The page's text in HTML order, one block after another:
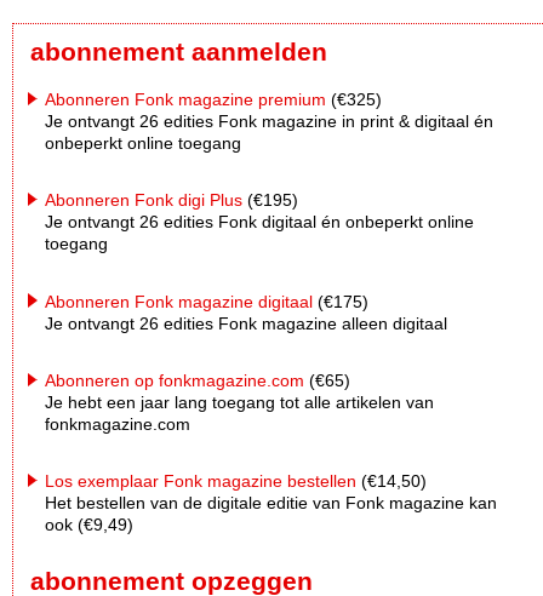
abonnement aanmelden
Abonneren Fonk magazine premium (€325)
Je ontvangt 26 edities Fonk magazine in print & digitaal én
onbeperkt online toegang
Abonneren Fonk digi Plus (€195)
Je ontvangt 26 edities Fonk digitaal én onbeperkt online
toegang
Abonneren Fonk magazine digitaal (€175)
Je ontvangt 26 edities Fonk magazine alleen digitaal
Abonneren op fonkmagazine.com (€65)
Je hebt een jaar lang toegang tot alle artikelen van
fonkmagazine.com
Los exemplaar Fonk magazine bestellen (€14,50)
Het bestellen van de digitale editie van Fonk magazine kan
ook (€9,49)
abonnement opzeggen